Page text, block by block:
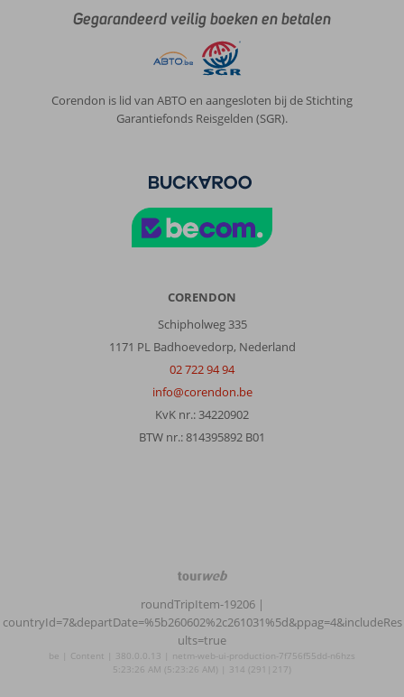
Gegarandeerd veilig boeken en betalen
Corendon is lid van ABTO en aangesloten bij de Stichting
Garantiefonds Reisgelden (SGR).
CORENDON
Schipholweg 335
1171 PL Badhoevedorp, Nederland
02 722 94 94
info@corendon.be
KvK nr.: 34220902
BTW nr.: 814395892 B01
TourWeb
NetMatch
roundTripItem-19206 |
countryId=7&departDate=%5b260602%2c261031%5d&ppag=4&includeRes
ults=true
be | Content | 380.0.0.13 | netm-web-ui-production-7f756f55dd-n6hzs
5:23:26 AM (5:23:26 AM) | 314 (291|217)